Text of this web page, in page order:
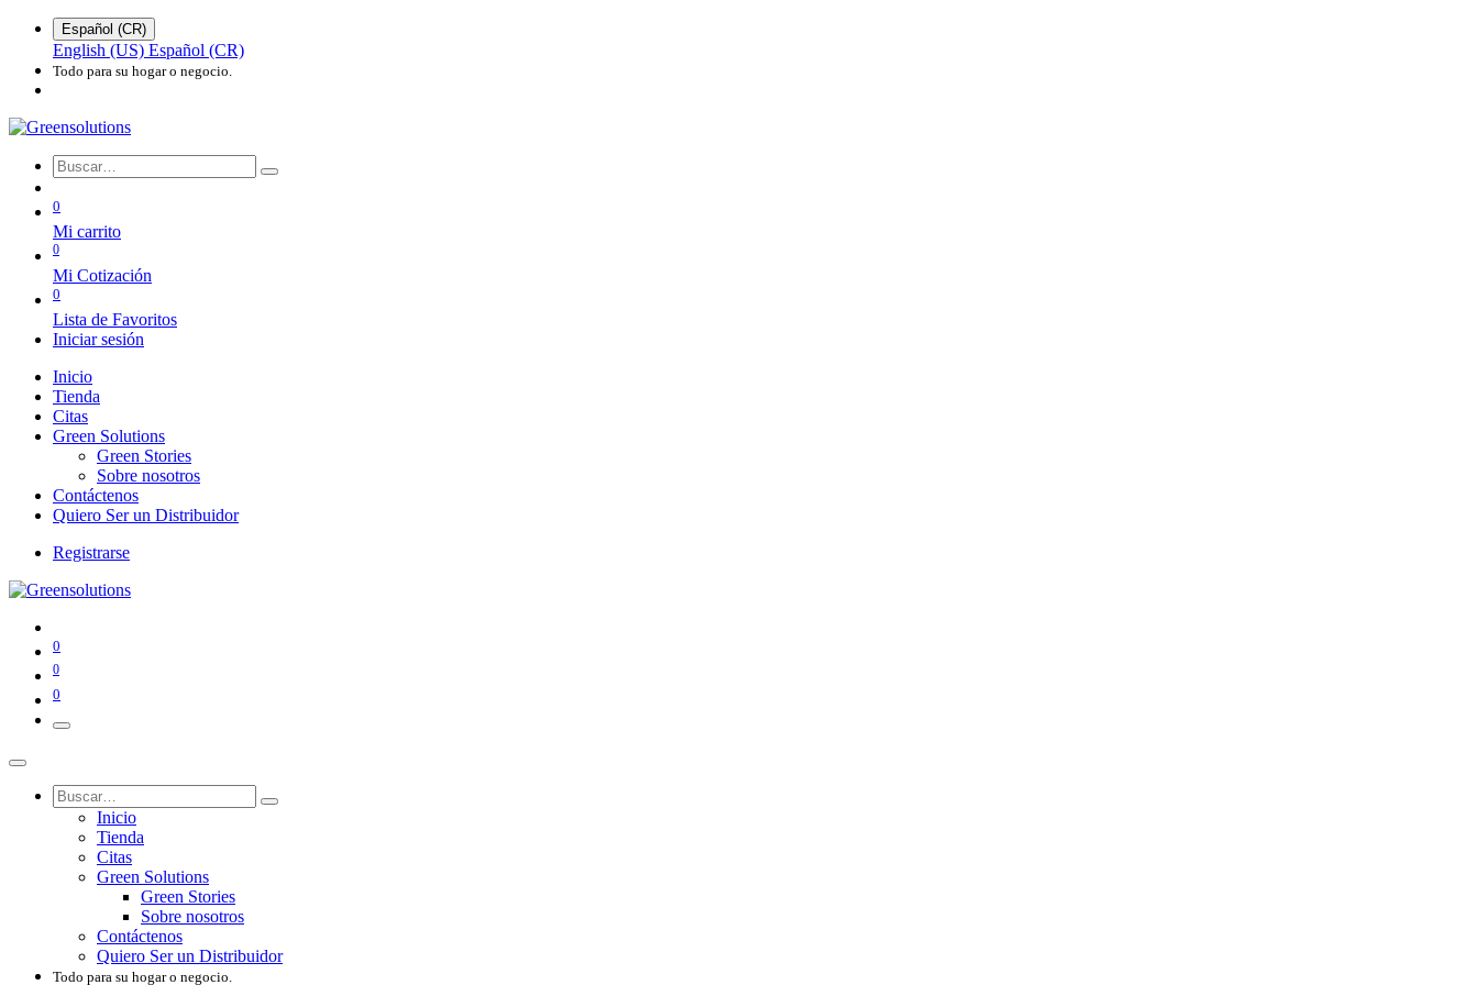
Español (CR)
English (US) Español (CR)
Todo para su hogar o negocio.
0
Mi carrito
0
Mi Cotización
0
Lista de Favoritos
Iniciar sesión
Inicio
Tienda
Citas
Green Solutions
Green Stories
Sobre nosotros
Contáctenos
Quiero Ser un Distribuidor
Registrarse
0
0
0
Inicio
Tienda
Citas
Green Solutions
Green Stories
Sobre nosotros
Contáctenos
Quiero Ser un Distribuidor
Todo para su hogar o negocio.